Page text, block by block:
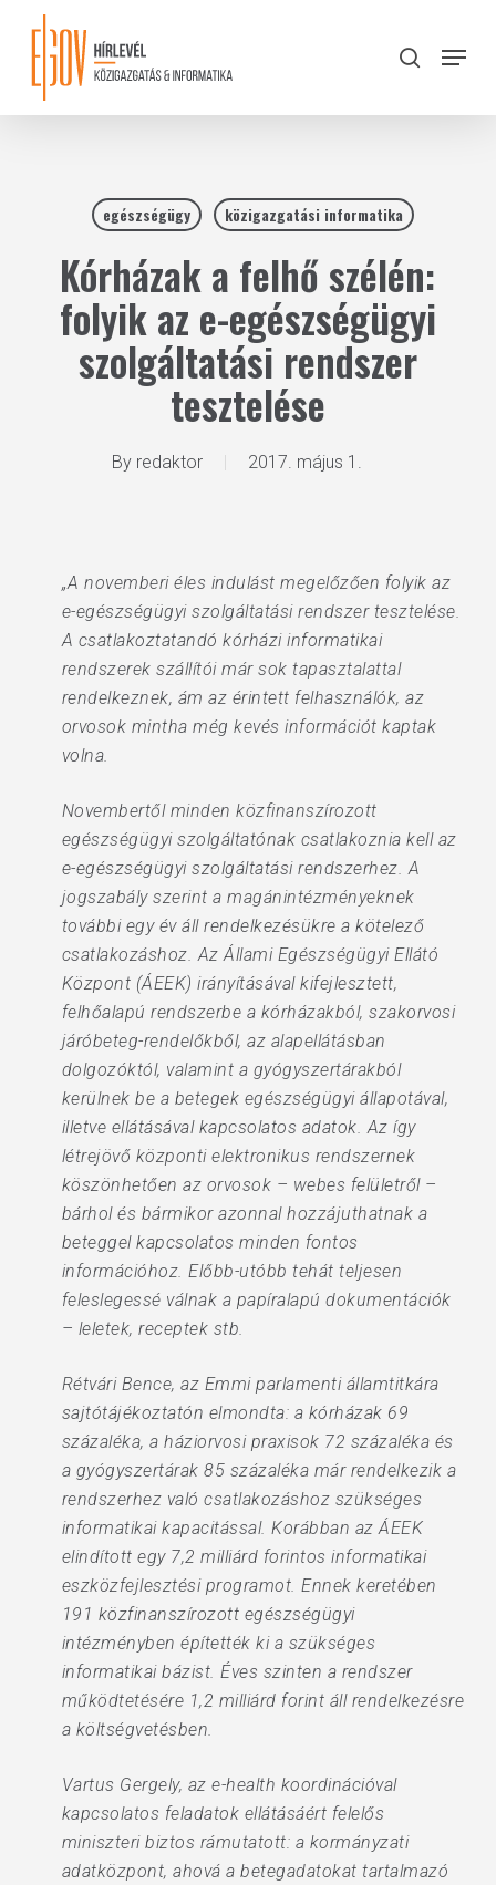
content
search
Menu
egészségügy közigazgatási informatika
Kórházak a felhő szélén:
folyik az e-egészségügyi
szolgáltatási rendszer
tesztelése
By redaktor 2017. május 1.
„A novemberi éles indulást megelőzően folyik az
e-egészségügyi szolgáltatási rendszer tesztelése.
A csatlakoztatandó kórházi informatikai
rendszerek szállítói már sok tapasztalattal
rendelkeznek, ám az érintett felhasználók, az
orvosok mintha még kevés információt kaptak
volna.
Novembertől minden közfinanszírozott
egészségügyi szolgáltatónak csatlakoznia kell az
e-egészségügyi szolgáltatási rendszerhez. A
jogszabály szerint a magánintézményeknek
további egy év áll rendelkezésükre a kötelező
csatlakozáshoz. Az Állami Egészségügyi Ellátó
Központ (ÁEEK) irányításával kifejlesztett,
felhőalapú rendszerbe a kórházakból, szakorvosi
járóbeteg-rendelőkből, az alapellátásban
dolgozóktól, valamint a gyógyszertárakból
kerülnek be a betegek egészségügyi állapotával,
illetve ellátásával kapcsolatos adatok. Az így
létrejövő központi elektronikus rendszernek
köszönhetően az orvosok – webes felületről –
bárhol és bármikor azonnal hozzájuthatnak a
beteggel kapcsolatos minden fontos
információhoz. Előbb-utóbb tehát teljesen
feleslegessé válnak a papíralapú dokumentációk
– leletek, receptek stb.
Rétvári Bence, az Emmi parlamenti államtitkára
sajtótájékoztatón elmondta: a kórházak 69
százaléka, a háziorvosi praxisok 72 százaléka és
a gyógyszertárak 85 százaléka már rendelkezik a
rendszerhez való csatlakozáshoz szükséges
informatikai kapacitással. Korábban az ÁEEK
elindított egy 7,2 milliárd forintos informatikai
eszközfejlesztési programot. Ennek keretében
191 közfinanszírozott egészségügyi
intézményben építették ki a szükséges
informatikai bázist. Éves szinten a rendszer
működtetésére 1,2 milliárd forint áll rendelkezésre
a költségvetésben.
Vartus Gergely, az e-health koordinációval
kapcsolatos feladatok ellátásáért felelős
miniszteri biztos rámutatott: a kormányzati
adatközpont, ahová a betegadatokat tartalmazó
Close